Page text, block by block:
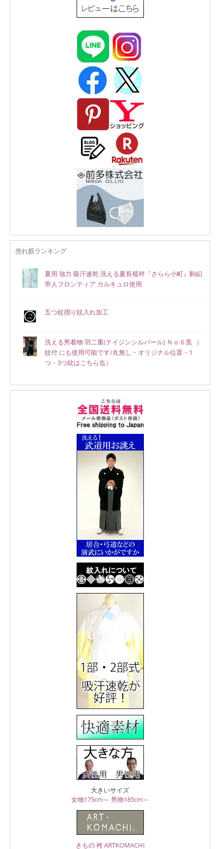
売れ筋ランキング
夏用 強力 吸汗速乾 洗える夏長襦袢『さらら小町』駒絽
帝人フロンティア カルキュロ使用
五つ紋摺り紋入れ加工
洗える男着物 羽二重(テイジンシルパール) Ｎｏ.6 黒 （
紋付 にも使用可能です/丸無し・オリジナル位置・1
つ・3つ紋はこちら迄）
大きいサイズ
女物175cm～ 男物185cm～
きもの 袴 ARTKOMACHI